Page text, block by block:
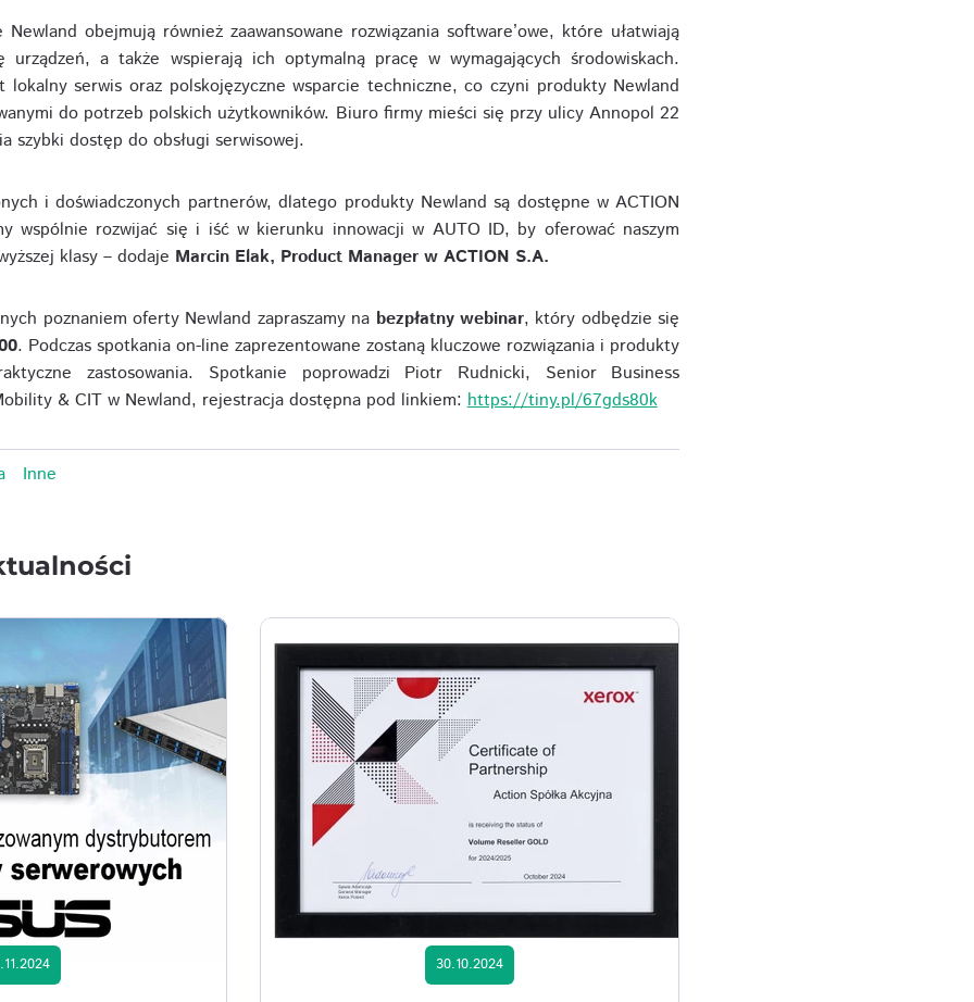
obejmują również zaawansowane rozwiązania software’owe, które ułatwiają
a także wspierają ich optymalną pracę w wymagających środowiskach.
lokalny serwis oraz polskojęzyczne wsparcie techniczne, co czyni produkty Newland
do potrzeb polskich użytkowników. Biuro firmy mieści się przy ulicy Annopol 22
szybki dostęp do obsługi serwisowej.
i doświadczonych partnerów, dlatego produkty Newland są dostępne w ACTION
wspólnie rozwijać się i iść w kierunku innowacji w AUTO ID, by oferować naszym
klasy – dodaje Marcin Elak, Product Manager w ACTION S.A.
poznaniem oferty Newland zapraszamy na bezpłatny webinar, który odbędzie się
. Podczas spotkania on-line zaprezentowane zostaną kluczowe rozwiązania i produkty
zastosowania. Spotkanie poprowadzi Piotr Rudnicki, Senior Business
& CIT w Newland, rejestracja dostępna pod linkiem:https://tiny.pl/67gds80k
Inne
30.10.2024